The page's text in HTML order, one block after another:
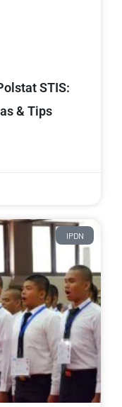
STIS:
& Tips
IPDN